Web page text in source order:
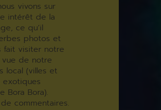
vivons sur
intérêt de la
ce qu’il
photos et
fait visiter notre
de notre
local (villes et
exotiques
Bora Bora).
commentaires.